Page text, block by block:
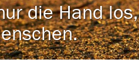
die Hand los,